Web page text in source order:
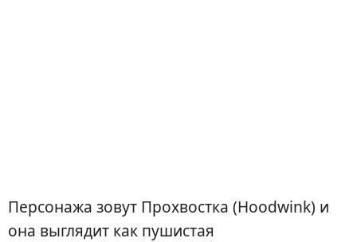
Персонажа зовут Прохвостка (Hoodwink) и
она выглядит как пушистая